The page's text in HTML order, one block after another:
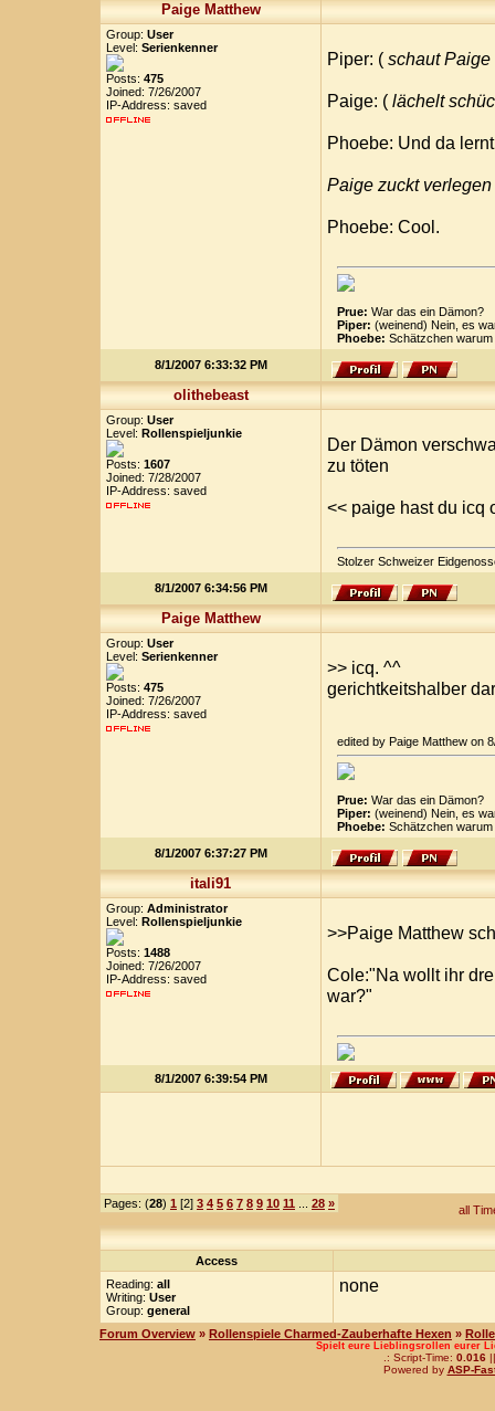
Paige Matthew
Group: User
Level: Serienkenner
Posts: 475
Joined: 7/26/2007
IP-Address: saved
Piper: ( schaut
Paige: ( lächelt
Phoebe: Und da
Paige zuckt
Phoebe: Cool.
Prue: War das ein Dämon?
Piper: (weinend) Nein, es
Phoebe: Schätzchen
8/1/2007 6:33:32 PM
olithebeast
Group: User
Level: Rollenspieljunkie
Posts: 1607
Joined: 7/28/2007
IP-Address: saved
Der Dämon
zu töten
<< paige hast du icq
Stolzer Schweizer
8/1/2007 6:34:56 PM
Paige Matthew
Group: User
Level: Serienkenner
Posts: 475
Joined: 7/26/2007
IP-Address: saved
>> icq. ^^
gerichtkeitshalber
edited by Paige Matthew on
Prue: War das ein Dämon?
Piper: (weinend) Nein, es
Phoebe: Schätzchen
8/1/2007 6:37:27 PM
itali91
Group: Administrator
Level: Rollenspieljunkie
Posts: 1488
Joined: 7/26/2007
IP-Address: saved
>>Paige Matthew
Cole:"Na wollt ihr
war?"
8/1/2007 6:39:54 PM
Pages: (28) 1 [2] 3 4 5 6 7 8 9 10 11 28 » all
Access
Reading: all
Writing: User
Group: general
none
Forum Overview » Rollenspiele Charmed-Zauberhafte Hexen »
Spielt eure Lieblingsrollen eurer
.: Script-Time: 0.016||
Powered by ASP-